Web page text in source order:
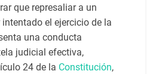
que represaliar a un
el ejercicio de la
una conducta
judicial efectiva,
24 de la Constitución,